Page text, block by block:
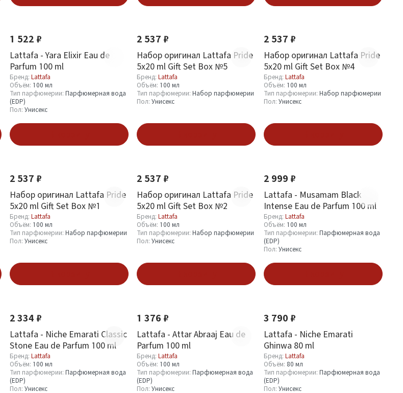
1 522 ₽
Lattafa - Yara Elixir Eau de
Parfum 100 ml
Бренд: Lattafa
Объём: 100 мл
Тип парфюмерии: Парфюмерная вода
(EDP)
Пол: Унисекс
2 537 ₽
Набор оригинал Lattafa Pride
5х20 ml Gift Set Box №5
Бренд: Lattafa
Объём: 100 мл
Тип парфюмерии: Набор парфюмерии
Пол: Унисекс
2 537 ₽
Набор оригинал Lattafa Pride
5х20 ml Gift Set Box №4
Бренд: Lattafa
Объём: 100 мл
Тип парфюмерии: Набор парфюмерии
Пол: Унисекс
2 537 ₽
Набор оригинал Lattafa Pride
5х20 ml Gift Set Box №1
Бренд: Lattafa
Объём: 100 мл
Тип парфюмерии: Набор парфюмерии
Пол: Унисекс
2 537 ₽
Набор оригинал Lattafa Pride
5х20 ml Gift Set Box №2
Бренд: Lattafa
Объём: 100 мл
Тип парфюмерии: Набор парфюмерии
Пол: Унисекс
2 999 ₽
Lattafa - Musamam Black
Intense Eau de Parfum 100 ml
Бренд: Lattafa
Объём: 100 мл
Тип парфюмерии: Парфюмерная вода
(EDP)
Пол: Унисекс
2 334 ₽
Lattafa - Niche Emarati Classic
Stone Eau de Parfum 100 ml
Бренд: Lattafa
Объём: 100 мл
Тип парфюмерии: Парфюмерная вода
(EDP)
Пол: Унисекс
1 376 ₽
Lattafa - Attar Abraaj Eau de
Parfum 100 ml
Бренд: Lattafa
Объём: 100 мл
Тип парфюмерии: Парфюмерная вода
(EDP)
Пол: Унисекс
3 790 ₽
Lattafa - Niche Emarati
Ghinwa 80 ml
Бренд: Lattafa
Объём: 80 мл
Тип парфюмерии: Парфюмерная вода
(EDP)
Пол: Унисекс